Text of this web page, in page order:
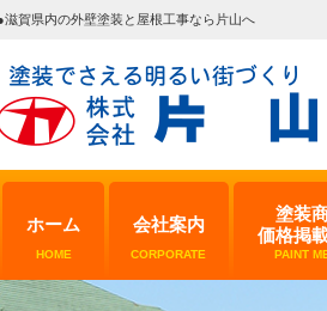
滋賀県内の外壁塗装と屋根工事なら片山へ
ホーム
HOME
会社案内
CORPORATE
塗装
価格掲
PAINT